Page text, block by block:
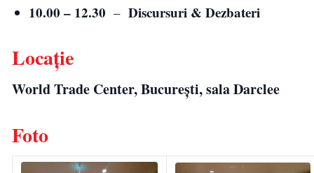
10.00 – 12.30 – Discursuri & Dezbateri
Locație
World Trade Center,București,sala Darclee
Foto